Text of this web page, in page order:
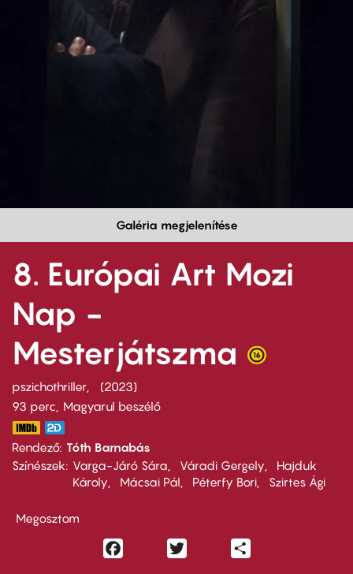
Galéria megjelenítése
8. Európai Art Mozi
Nap -
Mesterjátszma
pszichothriller
2023
93 perc,
Magyarul beszélő
Rendező Tóth Barnabás
Színészek
Varga-Járó Sára Váradi Gergely
Hajduk
Károly
Mácsai Pál Péterfy Bori Szirtes Ági
Megosztom
Facebook